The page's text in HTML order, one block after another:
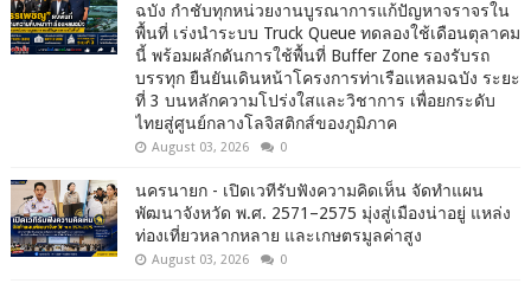
ฉบัง กำชับทุกหน่วยงานบูรณาการแก้ปัญหาจราจรใน
พื้นที่ เร่งนำระบบ Truck Queue ทดลองใช้เดือนตุลาคม
นี้ พร้อมผลักดันการใช้พื้นที่ Buffer Zone รองรับรถ
บรรทุก ยืนยันเดินหน้าโครงการท่าเรือแหลมฉบัง ระยะ
ที่ 3 บนหลักความโปร่งใสและวิชาการ เพื่อยกระดับ
ไทยสู่ศูนย์กลางโลจิสติกส์ของภูมิภาค
August 03, 2026 0
นครนายก - เปิดเวทีรับฟังความคิดเห็น จัดทำแผน
พัฒนาจังหวัด พ.ศ. 2571–2575 มุ่งสู่เมืองน่าอยู่ แหล่ง
ท่องเที่ยวหลากหลาย และเกษตรมูลค่าสูง
August 03, 2026 0